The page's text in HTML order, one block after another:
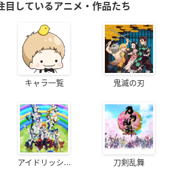
目しているアニメ・作品たち
キャラ一覧 鬼滅の刃
アイドリッシ... 刀剣乱舞